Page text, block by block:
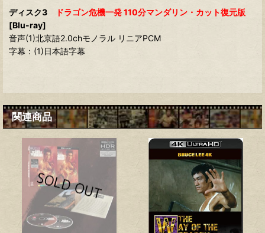
ディスク3
ドラゴン危機一発 110分マンダリン・カット復元版
[Blu-ray]
音声(1)北京語2.0chモノラル リニアPCM
字幕：(1)日本語字幕
関連商品